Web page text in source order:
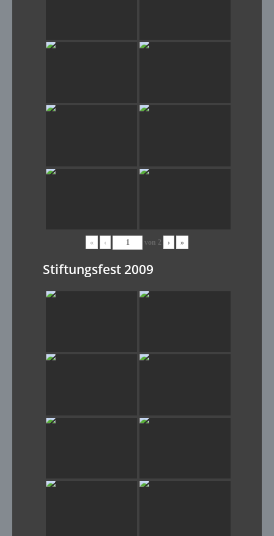
« ‹ von 2 › »
Stiftungsfest 2009